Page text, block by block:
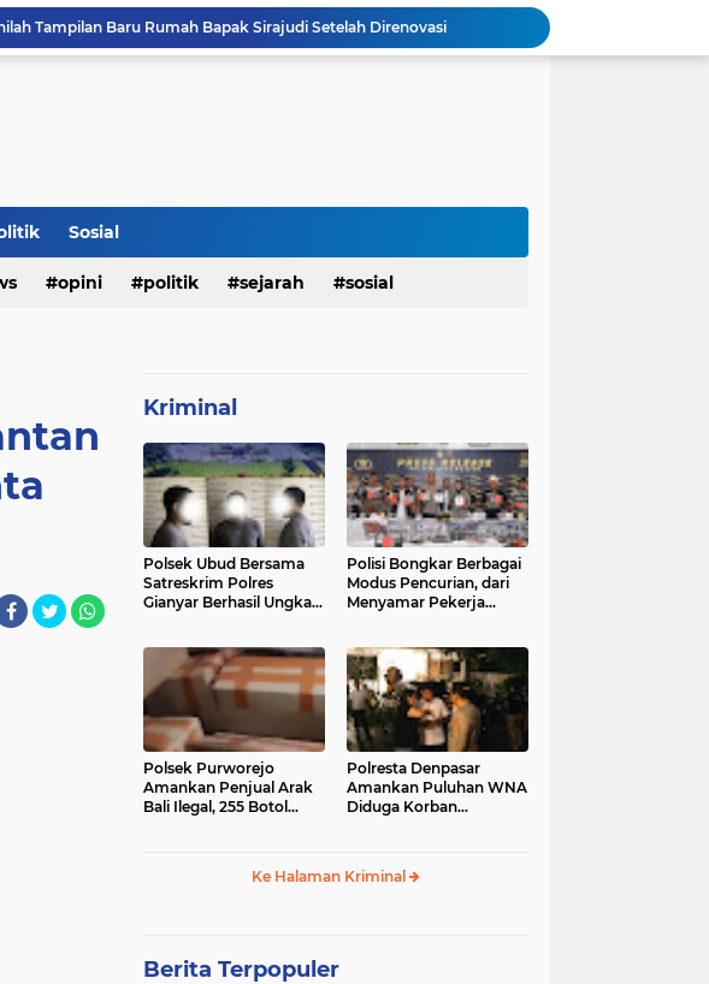
Tampilan Baru Rumah Bapak Sirajudi Setelah Direnovasi
Personel Satgas TMMD 129 Kodim 0904/Paser Bongkar Rumah milik Bapak Harim
Harumkan Nama Polda Bali, Personel Polres Gianyar Raih Penghargaan Hoegeng Awards 2026
Sosial
opini politik sejarah sosial
Kriminal
Polsek Ubud Bersama
Satreskrim Polres
Gianyar Berhasil Ungkap
Polisi Bongkar Berbagai
Modus Pencurian, dari
Menyamar Pekerja
Polsek Purworejo
Amankan Penjual Arak
Bali Ilegal, 255 Botol
Polresta Denpasar
Amankan Puluhan WNA
Diduga Korban
Ke Halaman Kriminal
Berita Terpopuler